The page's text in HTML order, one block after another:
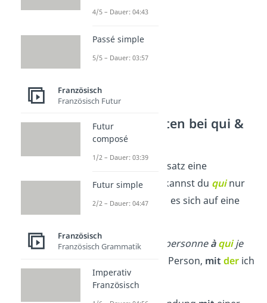
Besonderheiten bei qui &
que
Kommt im Relativsatz eine
Präpositionvor, kannst du quinur
verwenden, wenn es sich auf eine
Beispiel:C’est la personneàquije
(Das ist die Person, mit derich
spreche.)
4/5 – Dauer: 04:43
Passé simple
5/5 – Dauer: 03:57
Französisch
Französisch Futur
Futur
composé
1/2 – Dauer: 03:39
Futur simple
2/2 – Dauer: 04:47
Französisch
Französisch Grammatik
Imperativ
Französisch